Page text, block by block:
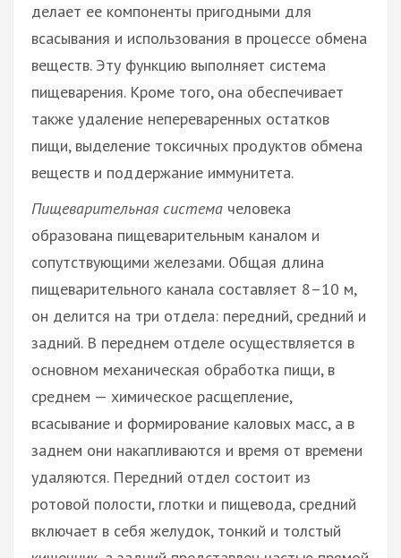
делает ее компоненты пригодными для
всасывания и использования в процессе обмена
веществ. Эту функцию выполняет система
пищеварения. Кроме того, она обеспечивает
также удаление непереваренных остатков
пищи, выделение токсичных продуктов обмена
веществ и поддержание иммунитета.
Пищеварительная система человека
образована пищеварительным каналом и
сопутствующими железами. Общая длина
пищеварительного канала составляет 8–10 м,
он делится на три отдела: передний, средний и
задний. В переднем отделе осуществляется в
основном механическая обработка пищи, в
среднем — химическое расщепление,
всасывание и формирование каловых масс, а в
заднем они накапливаются и время от времени
удаляются. Передний отдел состоит из
ротовой полости, глотки и пищевода, средний
включает в себя желудок, тонкий и толстый